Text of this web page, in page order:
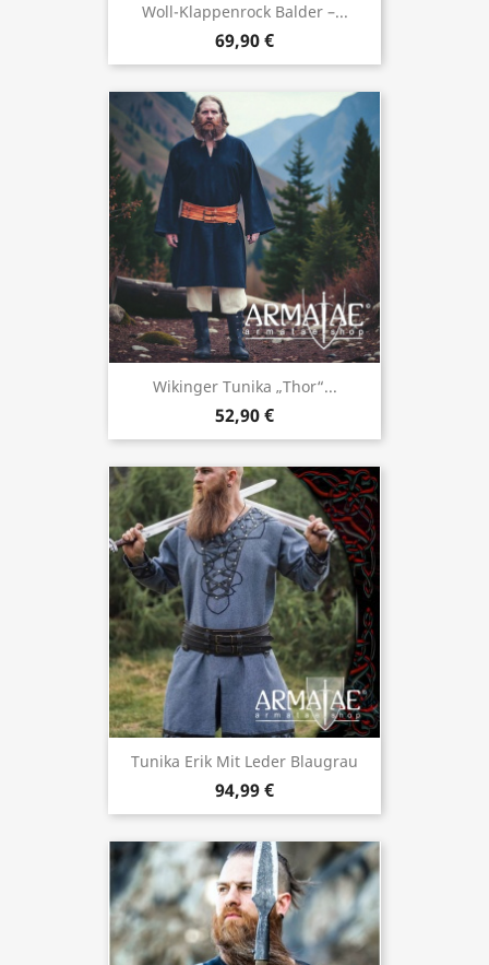
Woll-Klappenrock Balder –...
69,90 €
Wikinger Tunika „Thor“...
52,90 €
Tunika Erik Mit Leder Blaugrau
94,99 €